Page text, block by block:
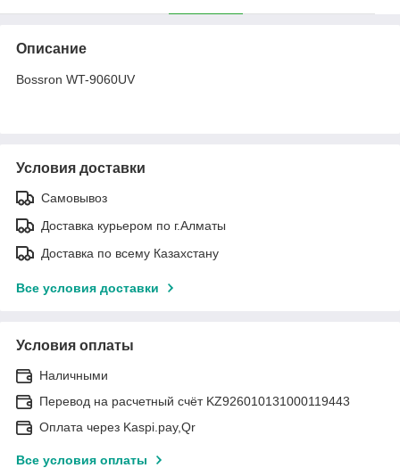
Описание
Bossron WT-9060UV
Условия доставки
Самовывоз
Доставка курьером по г.Алматы
Доставка по всему Казахстану
Все условия доставки
Условия оплаты
Наличными
Перевод на расчетный счёт KZ926010131000119443
Оплата через Kaspi.pay,Qr
Все условия оплаты